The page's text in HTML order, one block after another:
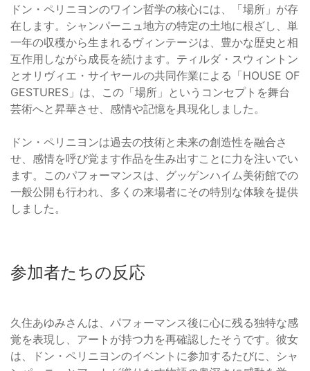
ドン・ペリニヨンのワイン哲学の核心には、「場所」が存
在します。シャンパーニュ地方の特定の土地に根ざし、単
一年の収穫から生まれるヴィンテージは、豊かな歴史と相
互作用しながら成長を続けます。ティルダ・スウィントン
とオリヴィエ・サイヤールの共同作業による「HOUSE OF
GESTURES」は、この「場所」というコンセプトを舞台
芸術へと昇華させ、感情や記憶を具現化しました。
ドン・ペリニヨンは過去の技術と未来の創造性を融合さ
せ、感情を呼び覚ます作品を生み出すことに力を注いでい
ます。このパフォーマンスは、グッゲンハイム美術館での
一般公開も行われ、多くの来場者にその特別な体験を提供
しました。
参加者たちの反応
久住あゆみさんは、パフォーマンス後に心に残る独特な感
覚を表現し、アートが持つ力を再確認したそうです。彼女
は、ドン・ペリニヨンのイベントに参加するたびに、シャ